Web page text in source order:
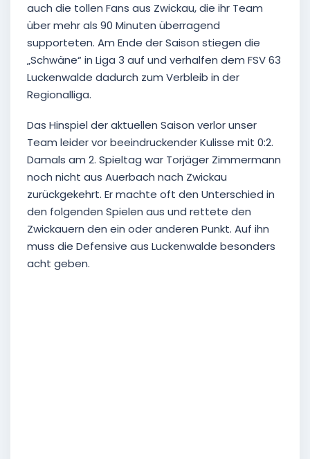
auch die tollen Fans aus Zwickau, die ihr Team
über mehr als 90 Minuten überragend
supporteten. Am Ende der Saison stiegen die
„Schwäne“ in Liga 3 auf und verhalfen dem FSV 63
Luckenwalde dadurch zum Verbleib in der
Regionalliga.
Das Hinspiel der aktuellen Saison verlor unser
Team leider vor beeindruckender Kulisse mit 0:2.
Damals am 2. Spieltag war Torjäger Zimmermann
noch nicht aus Auerbach nach Zwickau
zurückgekehrt. Er machte oft den Unterschied in
den folgenden Spielen aus und rettete den
Zwickauern den ein oder anderen Punkt. Auf ihn
muss die Defensive aus Luckenwalde besonders
acht geben.